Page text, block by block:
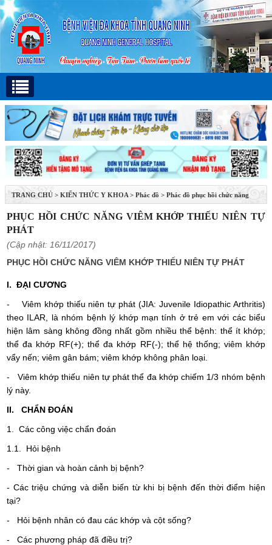
TRANG CHỦ > KIẾN THỨC Y KHOA > Phác đồ > Phác đồ phục hồi chức năng
PHỤC HỒI CHỨC NĂNG VIÊM KHỚP THIẾU NIÊN TỰ
PHÁT
(Cập nhật: 16/11/2017)
PHỤC HỒI CHỨC NĂNG VIÊM KHỚP THIẾU NIÊN TỰ PHÁT
I. ĐẠI CƯƠNG
- Viêm khớp thiếu niên tự phát (JIA: Juvenile Idiopathic Arthritis)
theo ILAR, là nhóm bệnh lý khớp mạn tính ở trẻ em với các biểu
hiện lâm sàng không đồng nhất gồm nhiều thể bệnh: thể ít khớp;
thể đa khớp RF(+); thể đa khớp RF(-); thể hệ thống; viêm khớp
vẩy nến; viêm gân bám; viêm khớp không phân loại.
- Viêm khớp thiếu niên tự phát thể đa khớp chiếm 1/3 nhóm bệnh
lý này.
II. CHẨN ĐOÁN
1. Các công việc chẩn đoán
1.1. Hỏi bệnh
- Thời gian và hoàn cảnh bị bệnh?
- Các triệu chứng và diễn biến từ khi bị bệnh đến thời điểm hiện
tại?
- Hỏi bệnh nhân có đau các khớp và cột sống?
- Các phương pháp đã điều trị?